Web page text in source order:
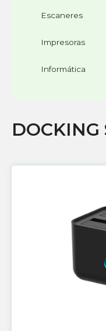
Escaneres
Impresoras
Informática
DOCKING